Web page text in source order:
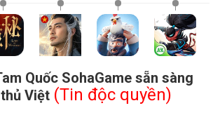
Quốc SohaGame sẵn sàng
Việt (Tin độc quyền)